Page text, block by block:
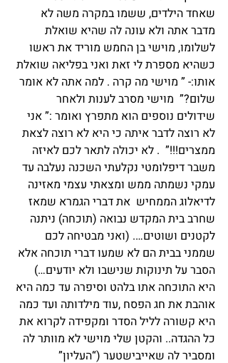
שאחד הילדים, ששמו במקרה משה לא
מדבר אתה ולא עונה לה שהיא שואלת
לשלומו, מוישי בן החמש מוריד את ראשו
כשהיא מספרת לי זאת ואני בפליאה שואלת
אותו:- ” מוישי מה קרה . למה אתה לא אומר
שלום?”  מוישי מסרב לענות ולאחר
שידולים נוספים הוא מתפרץ ואומר :” אני
לא רוצה לדבר איתה כי היא לא רוצה לצאת
ממצרים!!!”  . לא יכולה לתאר לכם לאיזה
משבר דיפלומטי נקלעתי השכנה נעלבה עד
עמקי נשמתה ממש ומצאתי עצמי מאזינה
לדיאלוג הממחיש  את דברי הגמרא שמאז
שחרב בית המקדש נבואה (תוכחה) ניתנה
לקטנים ושוטים…. (ואני מבטיחה לכם
שממני בבית הם לא שמעו דברי תוכחה אלא
הסבר על תינוקות שנישבו ולא יודעים…)
היא התוכחה אתו בלהט וסיפרה עד כמה היא
אוהבת את חג הפסח ,עוד מילדותה ועד כמה
היא קשורה לליל הסדר ומקפידה לקרוא את
כל ההגדה.. והקטן שלי מוישי לא מוותר לה
ומסביר לה שאייבישטער (“העליון”